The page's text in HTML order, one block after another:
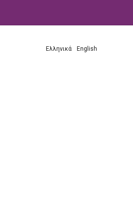
Ελληνικά English